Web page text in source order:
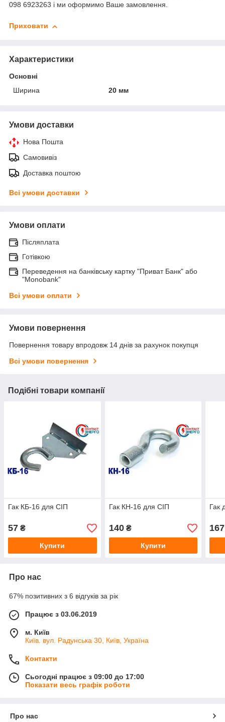
098 6923263 і ми оформимо Ваше замовлення.
Приховати
Характеристики
Основні
Ширина
20 мм
Умови доставки
Нова Пошта
Самовивіз
Доставка поштою
Всі умови доставки
Умови оплати
Післяплата
Готівкою
Переведення на банківську картку "Приват Банк" або
"Monobank"
Всі умови оплати
Умови повернення
Повернення товару впродовж 14 днів за рахунок покупця
Всі умови повернення
Подібні товари компанії
Гак КБ-16 для СІП
57 ₴
Купити
Гак КН-16 для СІП
140₴
Купити
Гак
167
Про нас
67% позитивних з 6 відгуків за рік
Працює з 03.06.2019
м. Київ
Київ. вул. Радунська 30, Київ, Україна
Контакти
Сьогодні працює з 09:00 до 17:00
Показати весь графік роботи
Про нас